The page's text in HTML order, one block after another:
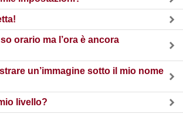
orario ma l’ora è ancora
un’immagine sotto il mio nome
livello?